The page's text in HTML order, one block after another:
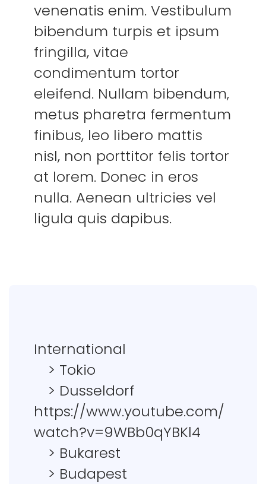
venenatis enim. Vestibulum
bibendum turpis et ipsum
fringilla, vitae
condimentum tortor
eleifend. Nullam bibendum,
metus pharetra fermentum
finibus, leo libero mattis
nisl, non porttitor felis tortor
at lorem. Donec in eros
nulla. Aenean ultricies vel
ligula quis dapibus.
International
> Tokio
> Dusseldorf
https://www.youtube.com/
watch?v=9WBb0qYBKl4
> Bukarest
> Budapest